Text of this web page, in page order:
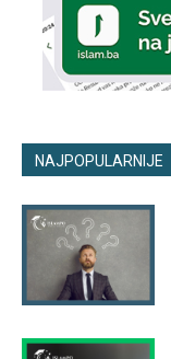
NAJPOPULARNIJE